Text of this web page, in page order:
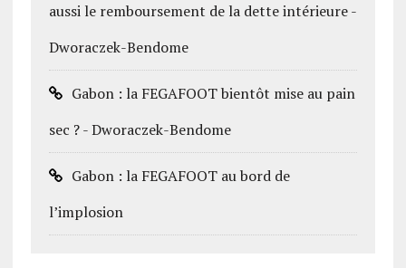
aussi le remboursement de la dette intérieure -
Dworaczek-Bendome
Gabon : la FEGAFOOT bientôt mise au pain
sec ? - Dworaczek-Bendome
Gabon : la FEGAFOOT au bord de
l’implosion